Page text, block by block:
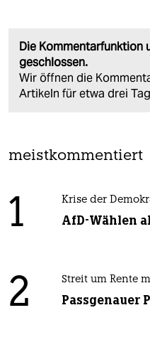
Die Kommentarfunktion
geschlossen.
Wir öffnen die
Artikeln für etwa drei
meistkommentiert
1 Krise der
AfD-Wählen
2 Streit um Rente
Passgenauer